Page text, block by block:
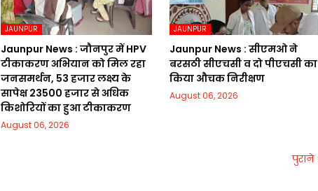
JAUNPUR
Jaunpur News : जौनपुर में HPV
टीकाकरण अभियान को मिल रहा
जनसमर्थन, 53 हजार लक्ष्य के
सापेक्ष 23500 हजार से अधिक
किशोरियों का हुआ टीकाकरण
August 06, 2026
JAUNPUR
Jaunpur News : सीएमओ ने
बरसठी सीएचसी व दो पीएचसी का
किया औचक निरीक्षण
August 06, 2026
पुराने